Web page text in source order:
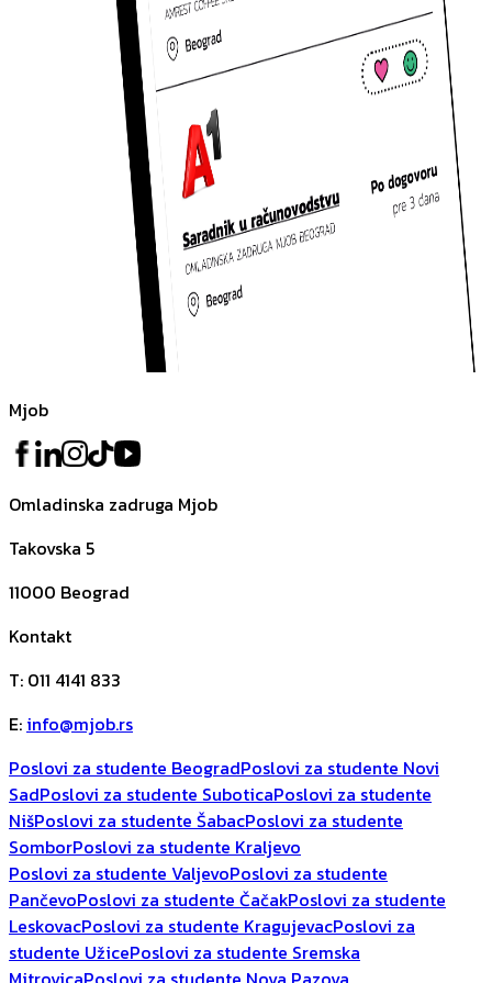
Mjob
Omladinska zadruga Mjob
Takovska 5
11000 Beograd
Kontakt
T: 011 4141 833
E: info@mjob.rs
Poslovi za studente BeogradPoslovi za studente Novi
SadPoslovi za studente SuboticaPoslovi za studente
NišPoslovi za studente ŠabacPoslovi za studente
SomborPoslovi za studente Kraljevo
Poslovi za studente ValjevoPoslovi za studente
PančevoPoslovi za studente ČačakPoslovi za studente
LeskovacPoslovi za studente KragujevacPoslovi za
studente UžicePoslovi za studente Sremska